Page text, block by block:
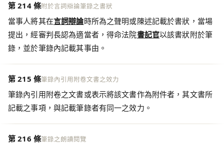
第 214 條附於言詞辯論筆錄之書狀
當事人將其在言詞辯論時所為之聲明或陳述記載於書狀，當場
提出，經審判長認為適當者，得命法院書記官以該書狀附於筆
錄，並於筆錄內記載其事由。
第 215 條筆錄內引用附卷文書之效力
筆錄內引用附卷之文書或表示將該文書作為附件者，其文書所
記載之事項，與記載筆錄者有同一之效力。
第 216 條筆錄之朗讀閱覽